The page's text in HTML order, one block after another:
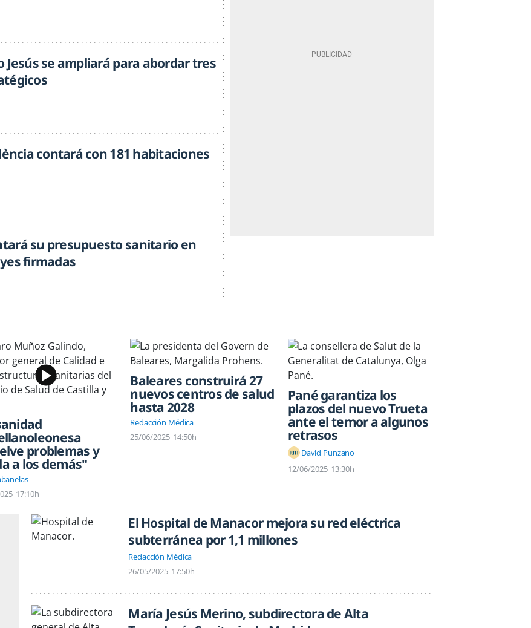
Jesús se ampliará para abordar tres
contará con 181 habitaciones
su presupuesto sanitario en
firmadas
problemas y
a los demás"
17:10h
Baleares construirá 27
nuevos centros de salud
hasta 2028
Redacción Médica
25/06/2025 14:50h
Pané garantiza los
plazos del nuevo Trueta
ante el temor a algunos
retrasos
David Punzano
12/06/2025 13:30h
El Hospital de Manacor mejora su red eléctrica
subterránea por 1,1 millones
Redacción Médica
26/05/2025 17:50h
María Jesús Merino, subdirectora de Alta